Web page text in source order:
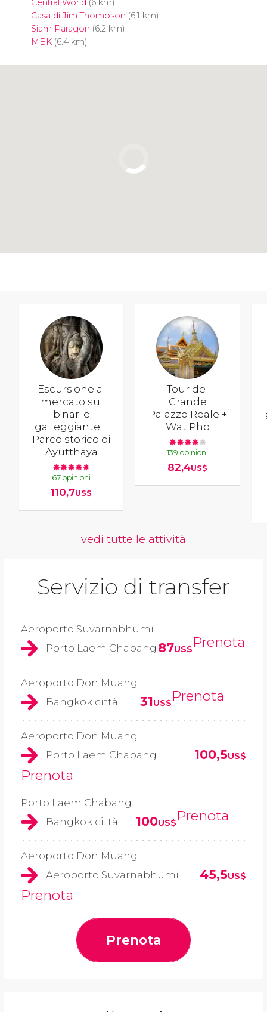
Central World (6 km)
Casa di Jim Thompson (6.1 km)
Siam Paragon (6.2 km)
MBK(6.4 km)
Escursione al
mercato sui
binari e
galleggiante +
Parco storico di
Ayutthaya
67 opinioni
110,7US$
Tour del
Grande
Palazzo Reale +
Wat Pho
139 opinioni
82,4US$
vedi tutte le attività
Servizio di transfer
Aeroporto Suvarnabhumi
Porto Laem Chabang 87US$Prenota
Aeroporto Don Muang
Bangkok città
31US$Prenota
Aeroporto Don Muang
Porto Laem Chabang
100,5US$
Prenota
Porto Laem Chabang
Bangkok città
100US$Prenota
Aeroporto Don Muang
Aeroporto Suvarnabhumi
45,5US$
Prenota
Prenota